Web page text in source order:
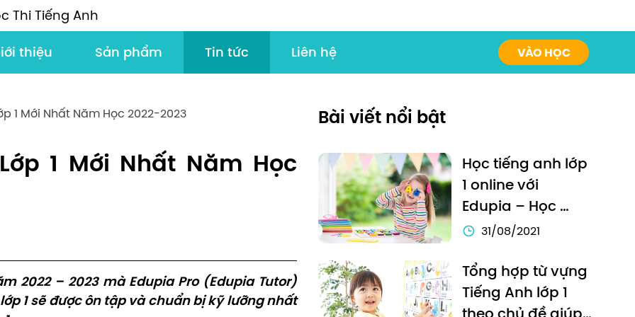
Thi Tiếng Anh
thiệu
Sản phẩm Tin tức Liên hệ VÀO HỌC
1 Mới Nhất Năm Học 2022-2023
1 Mới Nhất Năm Học
2022 – 2023 mà Edupia Pro (Edupia Tutor)
1 sẽ được ôn tập và chuẩn bị kỹ lưỡng nhất
Bài viết nổi bật
Học tiếng anh lớp
1 online với
Edupia – Học
tiếng Anh chưa
thế!
31/08/2021
Tổng hợp từ vựng
Tiếng Anh lớp 1